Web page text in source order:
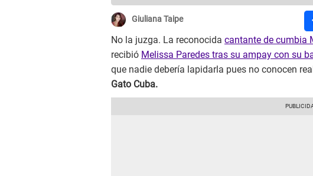
Giuliana Taipe
No la juzga. La reconocida cantante de cumbia
recibió Melissa Paredes tras su ampay con su
que nadie debería lapidarla pues no conocen
Gato Cuba.